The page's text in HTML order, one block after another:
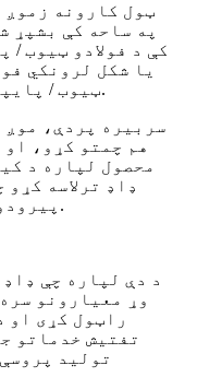
ټول کارونه زموږ
په ساحه کې بشپړ
کې د فولادو ټیوب /
یا شکل لرونکي
ټیوب / پایپونو اوږدوالی پرې کول شامل دي.
سربیره پردې،
هم چمتو کړو،
محصول لپاره د
ډاډ ترلاسه
پیرودونکي د محصول کیفیت بې عیبه دی.
د دې لپاره چې
وړ معیارونو
راټول کړی او
تفتیش خدماتو
تولید